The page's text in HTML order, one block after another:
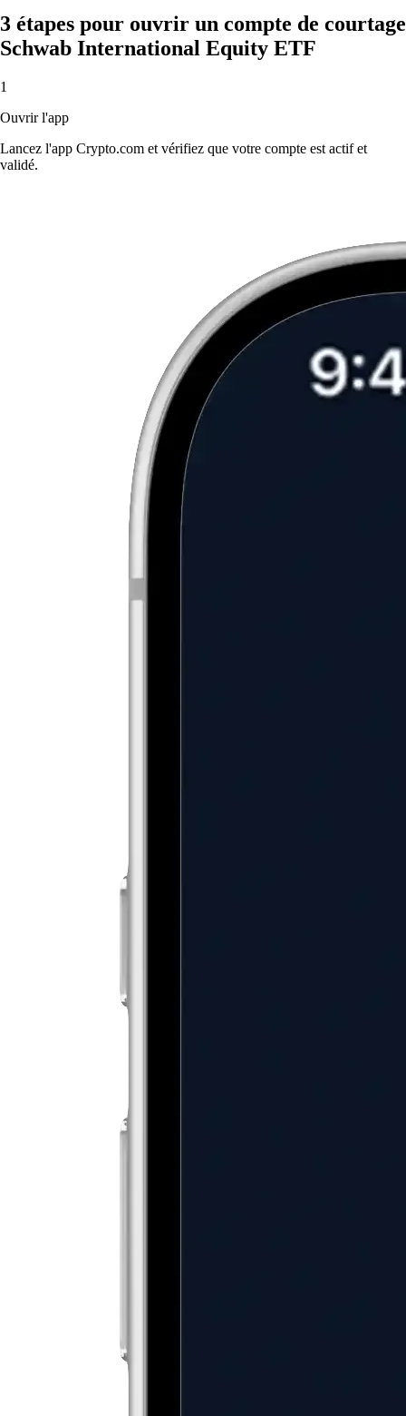
3 étapes pour ouvrir un compte de courtage
Schwab International Equity ETF
1
Ouvrir l'app
Lancez l'app Crypto.com et vérifiez que votre compte est actif et
validé.